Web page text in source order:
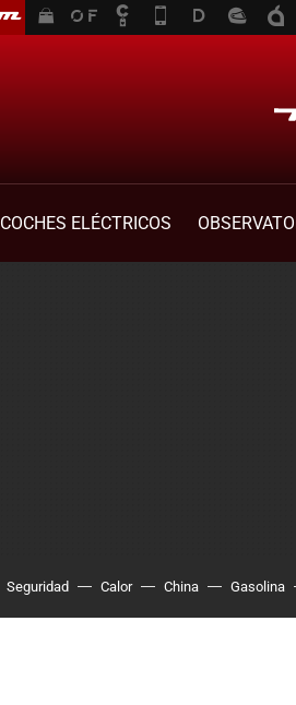
COCHES ELÉCTRICOS
Seguridad Calor China Gasolina